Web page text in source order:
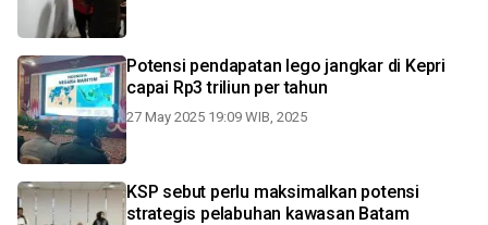
Potensi pendapatan lego jangkar di Kepri
capai Rp3 triliun per tahun
27 May 2025 19:09 WIB, 2025
KSP sebut perlu maksimalkan potensi
strategis pelabuhan kawasan Batam